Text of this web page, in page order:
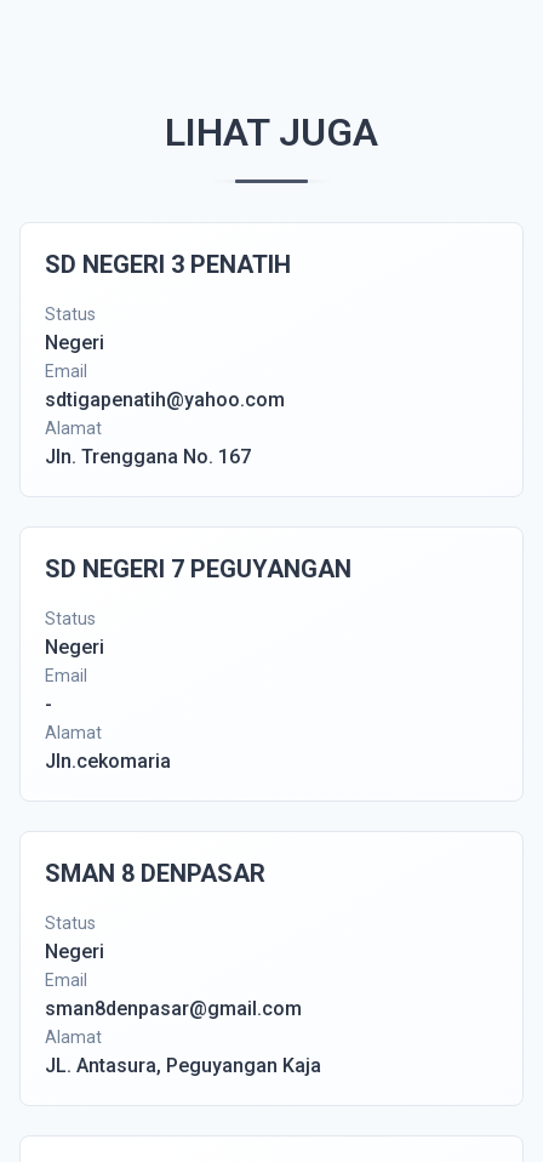
LIHAT JUGA
SD NEGERI 3 PENATIH
Status
Negeri
Email
sdtigapenatih@yahoo.com
Alamat
Jln. Trenggana No. 167
SD NEGERI 7 PEGUYANGAN
Status
Negeri
Email
-
Alamat
Jln.cekomaria
SMAN 8 DENPASAR
Status
Negeri
Email
sman8denpasar@gmail.com
Alamat
JL. Antasura, Peguyangan Kaja